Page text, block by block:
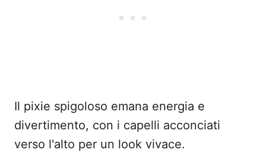
Il pixie spigoloso emana energia e
divertimento, con i capelli acconciati
verso l'alto per un look vivace.